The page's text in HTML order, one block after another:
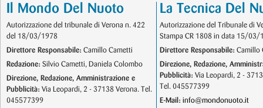
Il Mondo Del Nuoto
Autorizzazione del tribunale di Verona n. 422
del 18/03/1978
Direttore Responsabile: Camillo Cametti
Redazione: Silvio Cametti, Daniela Colombo
Direzione, Redazione, Amministrazione e
Pubblicità: Via Leopardi, 2 - 37138 Verona. Tel.
045577399
La Tecnica Del
Autorizzazione del Tribunale di
Stampa CR 1808 in data 15/03/
Direttore Responsabile: Camillo
Direzione, Redazione,
Pubblicità: Via Leopardi, 2 -
Tel. 045577399
E-Mail: info@mondonuoto.it